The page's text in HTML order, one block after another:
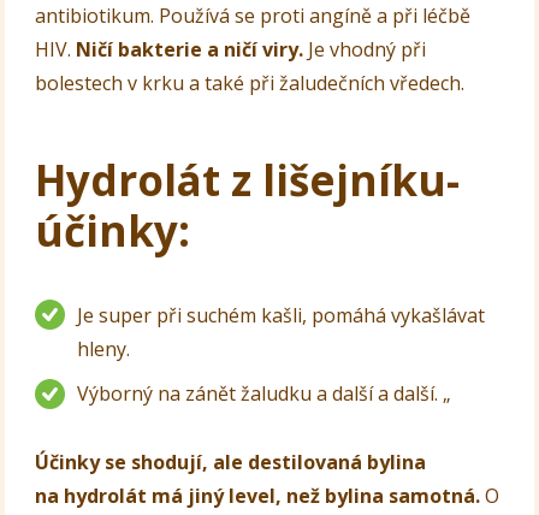
antibiotikum. Používá se proti angíně a při léčbě
HIV. Ničí bakterie a ničí viry. Je vhodný při
bolestech v krku a také při žaludečních vředech.
Hydrolát z lišejníku-
účinky:
Je super při suchém kašli, pomáhá vykašlávat
hleny.
Výborný na zánět žaludku a další a další. „
Účinky se shodují, ale destilovaná bylina
na hydrolát má jiný level, než bylina samotná.O